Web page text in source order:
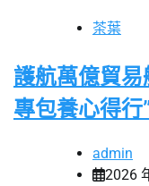
茶葉
護航萬億貿
專包養心得行
admin
2026